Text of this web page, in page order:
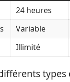
24 heures
Variable
Illimité
types